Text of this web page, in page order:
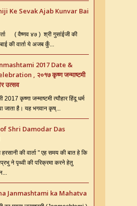
Ke Sevak Ajab Kunvar Bai
( वैष्णव ४७ ) श्री गुसांईजी की
की वार्ता ये अजब कुँ...
2017 Date &
, २०१७ कृष्ण जन्माष्टमी
उत्सव
2017 कृष्णा जन्माष्टमी त्यौहार हिंदू धर्म
जाता है। यह भगवान कृष्...
Shri Damodar Das
की वार्ता " एह समय की बात हे कि
ने पृथ्वी की परिक्रमा करने हेतु
Janmashtami ka Mahatva